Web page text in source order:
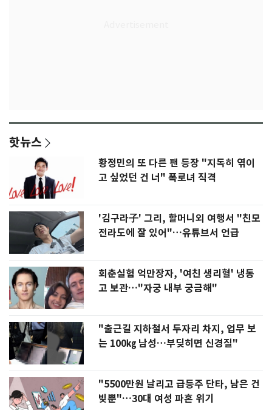
핫뉴스
황정민의 또 다른 팬 등장 "지독히 엮이
고 싶었던 건 너" 폭로녀 직격
'김구라子' 그리, 할머니외 여행서 "친모
전라도에 잘 있어"…유튜브서 언급
회춘실험 억만장자, '여친 생리혈' 냉동
고 보관…"자궁 내부 궁금해"
"출근길 지하철서 두자리 차지, 업무 보
는 100㎏ 남성…부딪히면 신경질"
"5500만원 날리고 급등주 단타, 남은 건
빚뿐"…30대 여성 파혼 위기